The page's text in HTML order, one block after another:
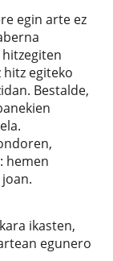
egin arte ez
egiteko
Bestalde,
hemen
ikasten,
egunero